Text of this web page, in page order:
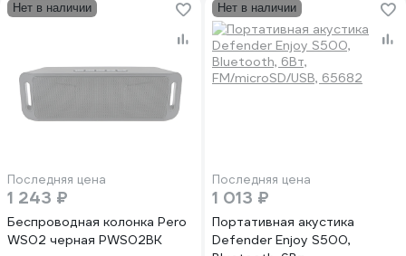
Нет в наличии
Последняя цена
1 243 ₽
Беспроводная колонка Pero
WS02 черная PWS02BK
Нет в наличии
Последняя цена
1 013 ₽
Портативная акустика
Defender Enjoy S500,